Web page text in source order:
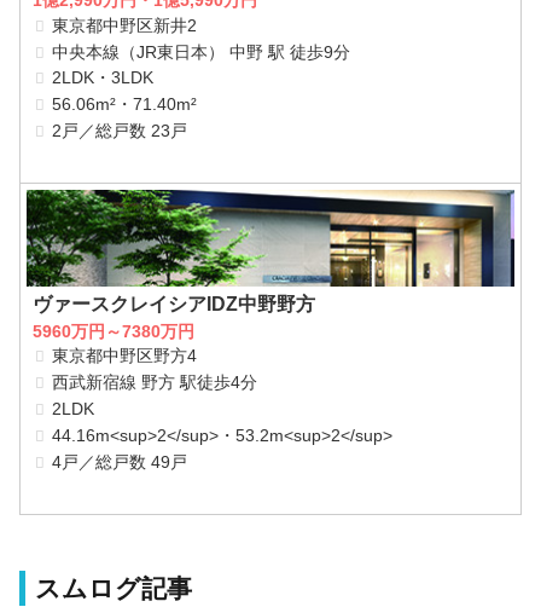
東京都中野区新井2
中央本線（JR東日本） 中野 駅 徒歩9分
2LDK・3LDK
56.06m²・71.40m²
2戸／総戸数 23戸
ヴァースクレイシアIDZ中野野方
5960万円～7380万円
東京都中野区野方4
西武新宿線 野方 駅徒歩4分
2LDK
44.16m<sup>2</sup>・53.2m<sup>2</sup>
4戸／総戸数 49戸
スムログ記事